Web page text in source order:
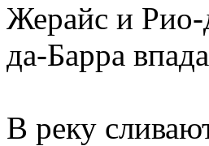
Жерайс и
да-Барра
В реку